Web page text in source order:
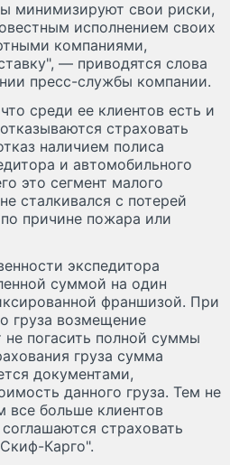
минимизируют свои риски,
исполнением своих
компаниями,
— приводятся слова
пресс-службы компании.
среди ее клиентов есть и
страховать
наличием полиса
и автомобильного
это сегмент малого
сталкивался с потерей
причине пожара или
экспедитора
суммой на один
франшизой. При
груза возмещение
погасить полной суммы
груза сумма
документами,
данного груза. Тем не
больше клиентов
страховать
Карго".